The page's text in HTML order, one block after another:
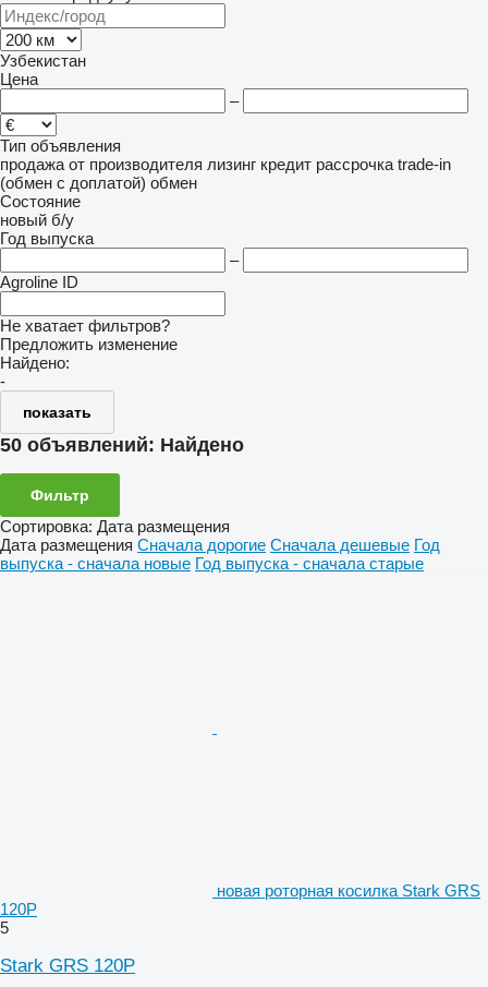
Узбекистан
Цена
–
Тип объявления
продажа от производителя лизинг кредит рассрочка trade-in
(обмен с доплатой) обмен
Состояние
новый б/у
Год выпуска
–
Agroline ID
Не хватает фильтров?
Предложить изменение
Найдено:
-
показать
50 объявлений: Найдено
Фильтр
Сортировка: Дата размещения
Дата размещения Сначала дорогие Сначала дешевые Год
выпуска - сначала новые Год выпуска - сначала старые
новая роторная косилка Stark GRS
120P
5
Stark GRS 120P